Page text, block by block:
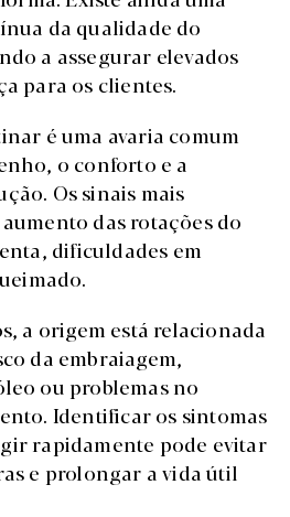
da qualidade do
a assegurar elevados
para os clientes.
é uma avaria comum
o conforto e a
Os sinais mais
das rotações do
dificuldades em
a origem está relacionada
da embraiagem,
ou problemas no
Identificar os sintomas
rapidamente pode evitar
e prolongar a vida útil